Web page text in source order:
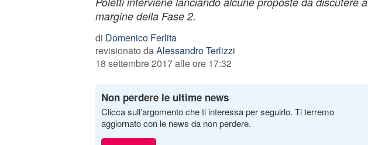
margine della Fase 2.
di Domenico Ferlita
revisionato daAlessandro Terlizzi
18 settembre 2017 alle ore 17:32
Non perdere le ultime news
Clicca sull’argomento che ti interessa per seguirlo. Ti terremo
aggiornato con le news da non perdere.